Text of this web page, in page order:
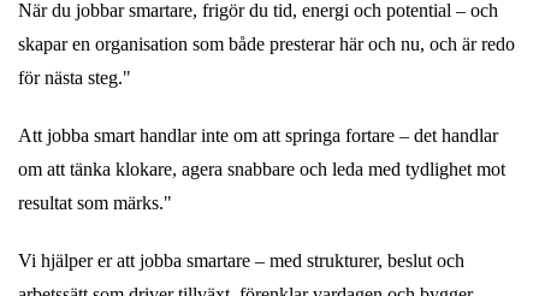
När du jobbar smartare, frigör du tid, energi och potential – och
skapar en organisation som både presterar här och nu, och är redo
för nästa steg."
Att jobba smart handlar inte om att springa fortare – det handlar
om att tänka klokare, agera snabbare och leda med tydlighet mot
resultat som märks."
Vi hjälper er att jobba smartare – med strukturer, beslut och